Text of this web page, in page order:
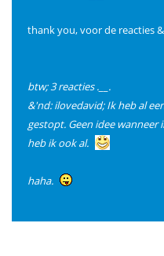
thank you, voor de reacties
btw; 3 reacties .__.
&'nd: ilovedavid; Ik heb al
gestopt. Geen idee wanneer
heb ik ook al.
haha.